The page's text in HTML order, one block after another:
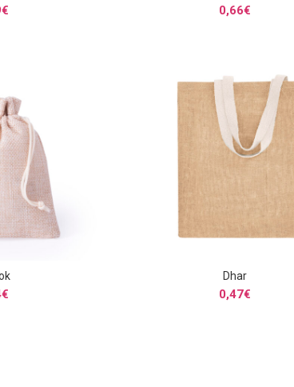
€ 0,66€
€
SELECCIONAR OPCIONES
Dhar
0,47€